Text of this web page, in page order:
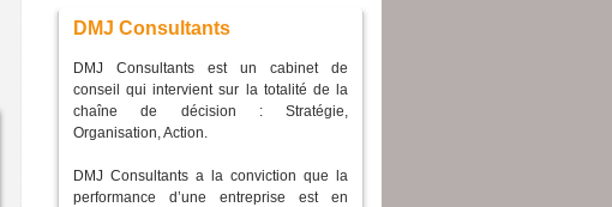
DMJ Consultants
DMJ Consultants est un cabinet de
conseil qui intervient sur la totalité de la
chaîne de décision : Stratégie,
Organisation, Action.
DMJ Consultants a la conviction que la
performance d’une entreprise est en